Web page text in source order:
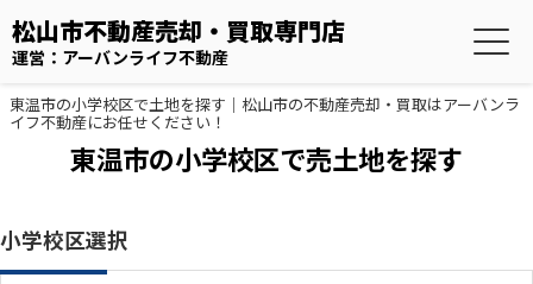
松山市不動産売却・買取専門店
運営：アーバンライフ不動産
東温市の小学校区で土地を探す｜松山市の不動産売却・買取はアーバンラ
イフ不動産にお任せください！
東温市の小学校区で売土地を探す
小学校区選択